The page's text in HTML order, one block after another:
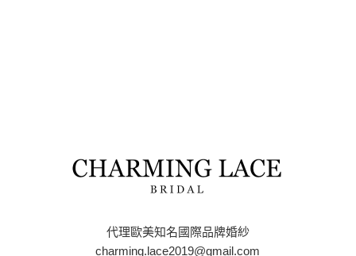
代理歐美知名國際品牌婚紗
charming.lace2019@gmail.com